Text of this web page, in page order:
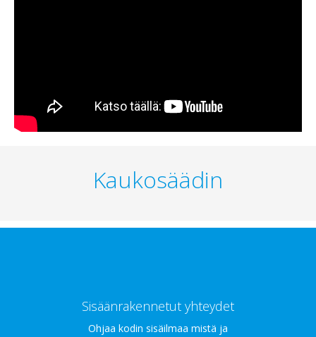
Kaukosäädin
Sisäänrakennetut yhteydet
Ohjaa kodin sisäilmaa mistä ja